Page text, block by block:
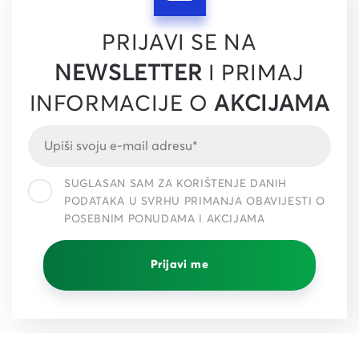
PRIJAVI SE NA
NEWSLETTER I PRIMAJ
INFORMACIJE OAKCIJAMA
SUGLASAN SAM ZA KORIŠTENJE DANIH
PODATAKA U SVRHU PRIMANJA OBAVIJESTI O
POSEBNIM PONUDAMA I AKCIJAMA
Prijavi me